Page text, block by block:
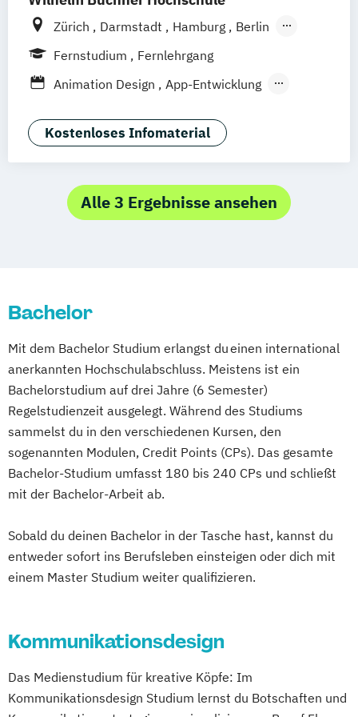
Zürich Darmstadt Hamburg
Berlin
Hannover
Bonn Nürnberg
Wien Rostock Dortmund
Fernstudium
Fernlehrgang
Animation Design
App-Entwicklung
Game Development Industriedesign
Kommunikationsdesign
Nachhaltiges Design
Kostenloses Infomaterial
Alle 3 Ergebnisse ansehen
Bachelor
Mit dem Bachelor Studium erlangst du einen international
anerkannten Hochschulabschluss. Meistens ist ein
Bachelorstudium auf drei Jahre (6 Semester)
Regelstudienzeit ausgelegt. Während des Studiums
sammelst du in den verschiedenen Kursen, den
sogenannten Modulen, Credit Points (CPs). Das gesamte
Bachelor-Studium umfasst 180 bis 240 CPs und schließt
mit der Bachelor-Arbeit ab.
Sobald du deinen Bachelor in der Tasche hast, kannst du
entweder sofort ins Berufsleben einsteigen oder dich mit
einem Master Studium weiter qualifizieren.
Kommunikationsdesign
Das Medienstudium für kreative Köpfe: Im
Kommunikationsdesign Studium lernst du Botschaften und